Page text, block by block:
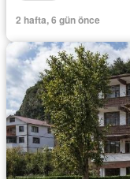
2 hafta, 6 gün önce